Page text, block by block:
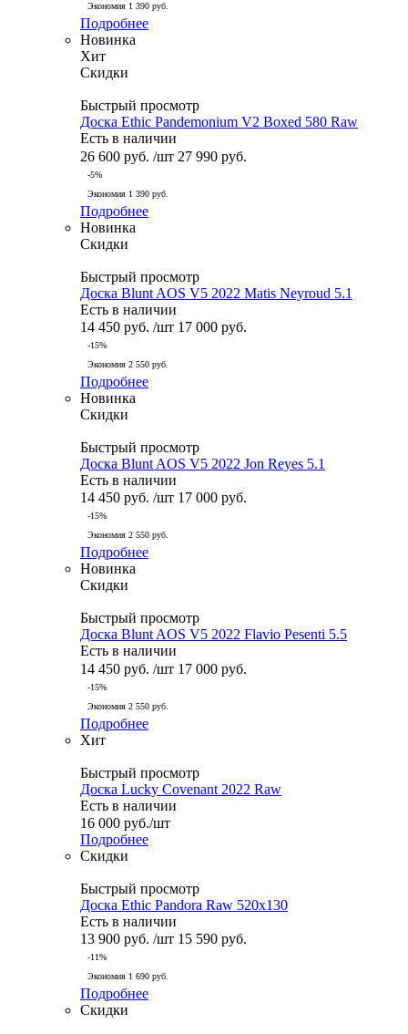
Экономия 1 390 руб.
Подробнее
Новинка
Хит
Скидки
Быстрый просмотр
Доска Ethic Pandemonium V2 Boxed 580 Raw
Есть в наличии
26 600 руб. /шт 27 990 руб.
-5%
Экономия 1 390 руб.
Подробнее
Новинка
Скидки
Быстрый просмотр
Доска Blunt AOS V5 2022 Matis Neyroud 5.1
Есть в наличии
14 450 руб. /шт 17 000 руб.
-15%
Экономия 2 550 руб.
Подробнее
Новинка
Скидки
Быстрый просмотр
Доска Blunt AOS V5 2022 Jon Reyes 5.1
Есть в наличии
14 450 руб. /шт 17 000 руб.
-15%
Экономия 2 550 руб.
Подробнее
Новинка
Скидки
Быстрый просмотр
Доска Blunt AOS V5 2022 Flavio Pesenti 5.5
Есть в наличии
14 450 руб. /шт 17 000 руб.
-15%
Экономия 2 550 руб.
Подробнее
Хит
Быстрый просмотр
Доска Lucky Covenant 2022 Raw
Есть в наличии
16 000 руб./шт
Подробнее
Скидки
Быстрый просмотр
Доска Ethic Pandora Raw 520x130
Есть в наличии
13 900 руб. /шт 15 590 руб.
-11%
Экономия 1 690 руб.
Подробнее
Скидки